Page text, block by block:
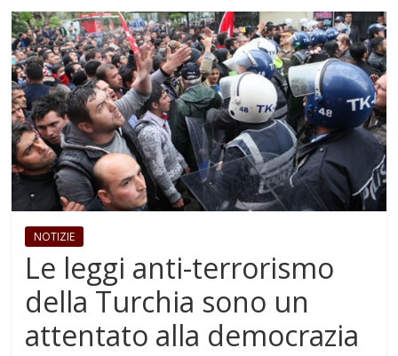
NOTIZIE
Le leggi anti-terrorismo
della Turchia sono un
attentato alla democrazia